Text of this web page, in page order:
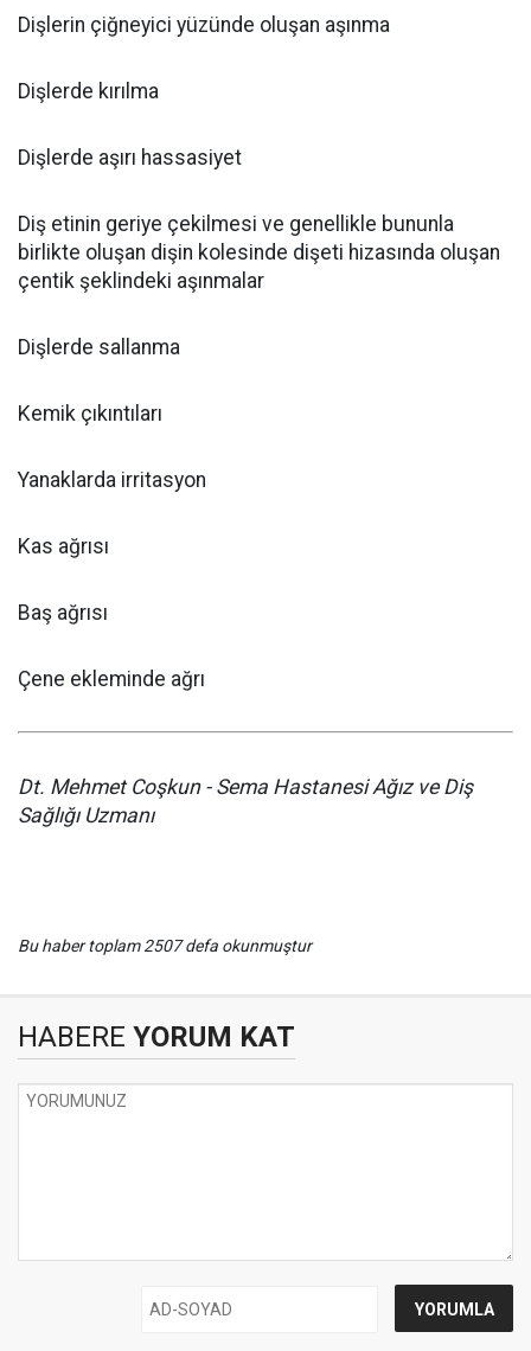
Dişlerin çiğneyici yüzünde oluşan aşınma
Dişlerde kırılma
Dişlerde aşırı hassasiyet
Diş etinin geriye çekilmesi ve genellikle bununla
birlikte oluşan dişin kolesinde dişeti hizasında oluşan
çentik şeklindeki aşınmalar
Dişlerde sallanma
Kemik çıkıntıları
Yanaklarda irritasyon
Kas ağrısı
Baş ağrısı
Çene ekleminde ağrı
Dt. Mehmet Coşkun - Sema Hastanesi Ağız ve Diş
Sağlığı Uzmanı
Bu haber toplam 2507 defa okunmuştur
HABERE YORUM KAT